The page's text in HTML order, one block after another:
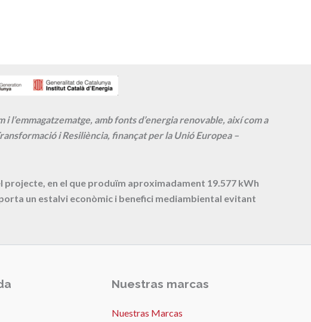
i l’emmagatzematge, amb fonts d’energia renovable, així com a
i Resiliència, finançat per la Unió Europea –
projecte, en el que produïm aproximadament 19.577 kWh
un estalvi econòmic i benefici mediambiental evitant
Nuestras marcas
Nuestras Marcas